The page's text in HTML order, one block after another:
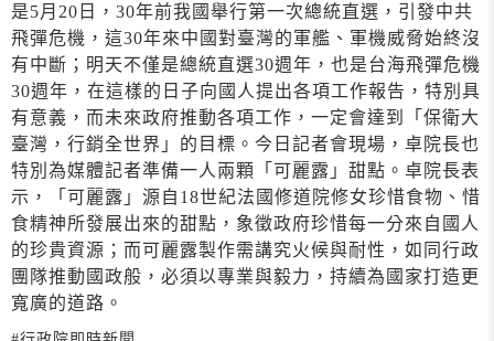
是5月20日，30年前我國舉行第一次總統直選，引發中共
飛彈危機，這30年來中國對臺灣的軍艦、軍機威脅始終沒
有中斷；明天不僅是總統直選30週年，也是台海飛彈危機
30週年，在這樣的日子向國人提出各項工作報告，特別具
有意義，而未來政府推動各項工作，一定會達到「保衛大
臺灣，行銷全世界」的目標。今日記者會現場，卓院長也
特別為媒體記者準備一人兩顆「可麗露」甜點。卓院長表
示，「可麗露」源自18世紀法國修道院修女珍惜食物、惜
食精神所發展出來的甜點，象徵政府珍惜每一分來自國人
的珍貴資源；而可麗露製作需講究火候與耐性，如同行政
團隊推動國政般，必須以專業與毅力，持續為國家打造更
寬廣的道路。